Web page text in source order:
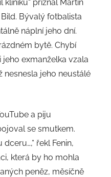
přiznal Martin
Bývalý fotbalista
náplní jeho dní.
bytě. Chybí
exmanželka vzala
nesnesla jeho neustálé
a piju
se smutkem.
řekl Fenin,
která by ho mohla
peněz, měsíčně